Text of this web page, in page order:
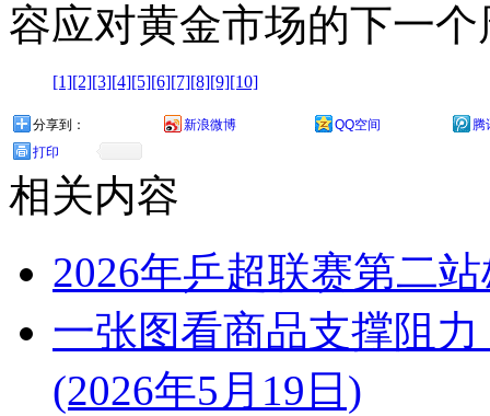
容应对黄金市场的下一个
[1][2][3][4][5][6][7][8][9][10]
分享到： 新浪微博 QQ空间
腾
打印
相关内容
2026年乒超联赛第二
一张图看商品支撑阻
(2026年5月19日)